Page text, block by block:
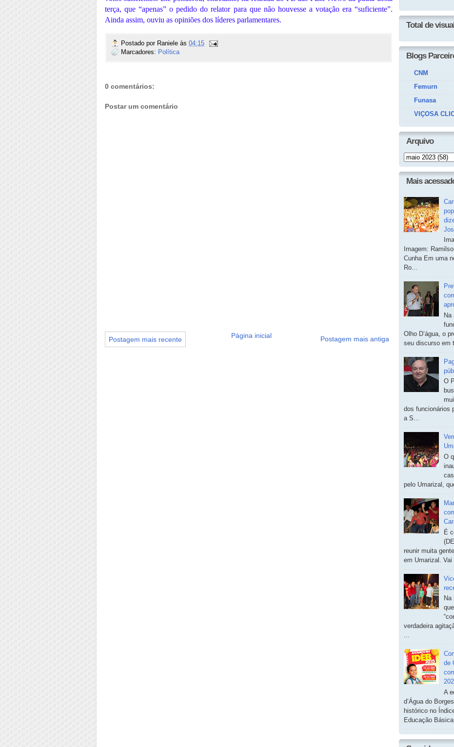
terça, que “apenas” o pedido do relator para que não houvesse a votação era “suficiente”.
Ainda assim, ouviu as opiniões dos líderes parlamentares.
Postado por Raniele às 04:15
Marcadores: Política
0 comentários:
Postar um comentário
Postagem mais recente Postagem mais antiga
Página inicial
Total de
Blogs
CNM
Femurn
Funasa
VIÇOSA
Arquivo
Mais
Imagem:
Cunha Em uma
Ro...
Na
Olho D’água, o
seu discurso em
O
dos funcionários
a S...
O
pelo Umarizal,
É
reunir muita
em Umarizal. Vai
Na
verdadeira
...
de
A
d’Água do
histórico no
Educação